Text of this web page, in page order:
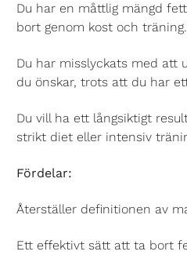
Du har en måttlig mängd
bort genom kost och träning.
Du har misslyckats med att
du önskar, trots att du har
Du vill ha ett långsiktigt
strikt diet eller intensiv
Fördelar:
Återställer definitionen av
Ett effektivt sätt att ta bort